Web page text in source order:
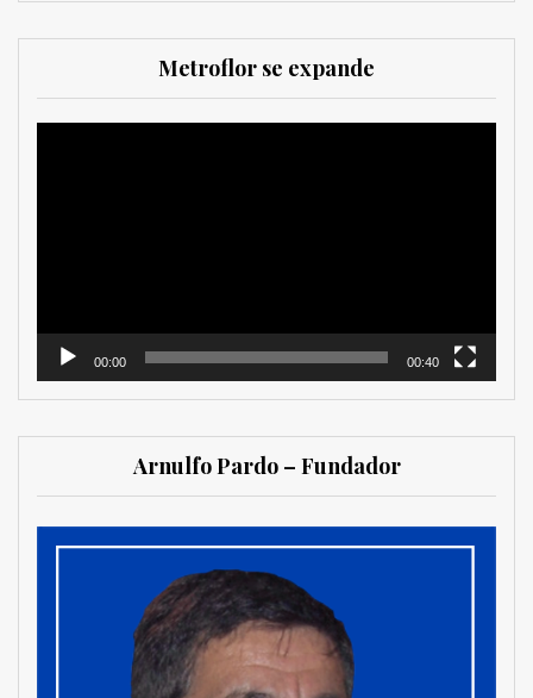
Metroflor se expande
00:00 00:40
Arnulfo Pardo – Fundador